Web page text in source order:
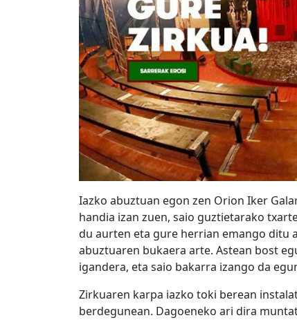
Iazko abuztuan egon zen Orion Iker
handia izan zuen, saio guztietarako
du aurten eta gure herrian emango ditu
abuztuaren bukaera arte. Astean bost
igandera, eta saio bakarra izango da
Zirkuaren karpa iazko toki berean
berdegunean. Dagoeneko ari dira